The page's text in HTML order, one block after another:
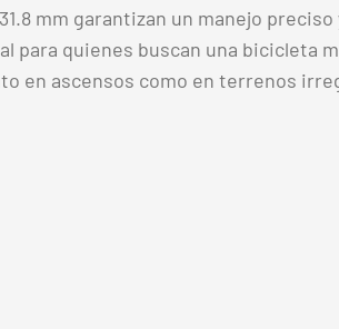
mm garantizan un manejo preciso
para quienes buscan una bicicleta
en ascensos como en terrenos